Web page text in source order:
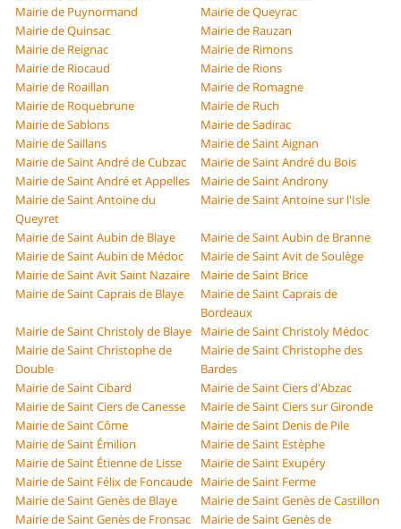
Mairie de Puynormand
Mairie de Queyrac
Mairie de Quinsac
Mairie de Rauzan
Mairie de Reignac
Mairie de Rimons
Mairie de Riocaud
Mairie de Rions
Mairie de Roaillan
Mairie de Romagne
Mairie de Roquebrune
Mairie de Ruch
Mairie de Sablons
Mairie de Sadirac
Mairie de Saillans
Mairie de Saint Aignan
Mairie de Saint André de Cubzac
Mairie de Saint André du Bois
Mairie de Saint André et Appelles
Mairie de Saint Androny
Mairie de Saint Antoine du
Queyret
Mairie de Saint Antoine sur l'Isle
Mairie de Saint Aubin de Blaye
Mairie de Saint Aubin de Branne
Mairie de Saint Aubin de Médoc
Mairie de Saint Avit de Soulège
Mairie de Saint Avit Saint Nazaire
Mairie de Saint Brice
Mairie de Saint Caprais de Blaye
Mairie de Saint Caprais de
Bordeaux
Mairie de Saint Christoly de Blaye
Mairie de Saint Christoly Médoc
Mairie de Saint Christophe de
Double
Mairie de Saint Christophe des
Bardes
Mairie de Saint Cibard
Mairie de Saint Ciers d'Abzac
Mairie de Saint Ciers de Canesse
Mairie de Saint Ciers sur Gironde
Mairie de Saint Côme
Mairie de Saint Denis de Pile
Mairie de Saint Émilion
Mairie de Saint Estèphe
Mairie de Saint Étienne de Lisse
Mairie de Saint Exupéry
Mairie de Saint Félix de Foncaude Mairie de Saint Ferme
Mairie de Saint Genès de Blaye
Mairie de Saint Genès de Castillon
Mairie de Saint Genès de Fronsac
Mairie de Saint Genès de